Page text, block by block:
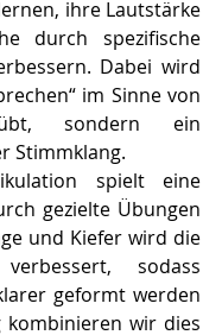
ihre Lautstärke
durch spezifische
Dabei wird
im Sinne von
sondern ein
Stimmklang.
spielt eine
gezielte Übungen
und Kiefer wird die
verbessert, sodass
geformt werden
kombinieren wir dies